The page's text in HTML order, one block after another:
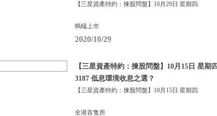
【三星資產特約：揀股問盤】10月29日 星期四
螞蟻上市
2020/10/29
【三星資產特約：揀股問盤】10月15日 星期
3187 低息環境收息之選？
【三星資產特約：揀股問盤】10月15日 星期四
全港首隻房